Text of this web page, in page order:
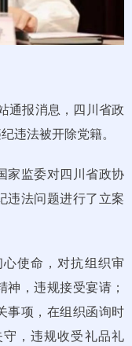
通报消息，四川省政
违法被开除党籍。
家监委对四川省政协
违法问题进行了立案
使命，对抗组织审
，违规接受宴请；
事项，在组织函询时
，违规收受礼品礼